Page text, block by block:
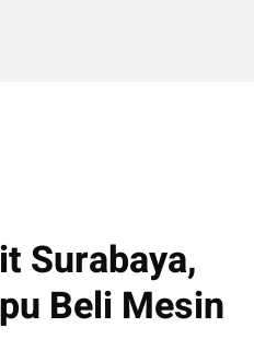
Surabaya,
Beli Mesin